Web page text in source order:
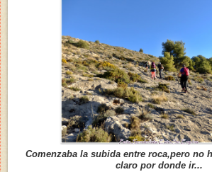
Comenzaba la subida entre roca,pero no
claro por donde ir...